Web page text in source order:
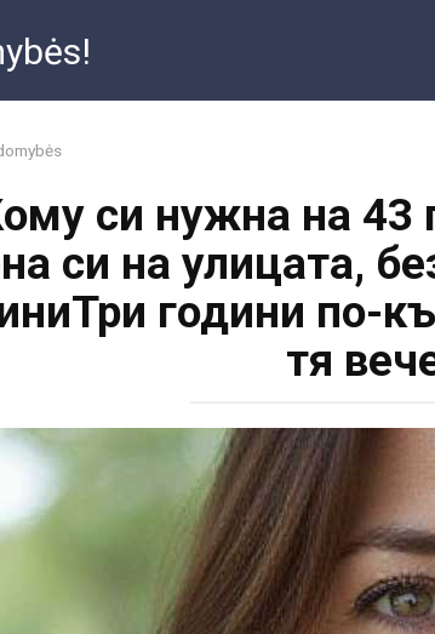
си нужна на 43
си на улицата,
години по-
тя